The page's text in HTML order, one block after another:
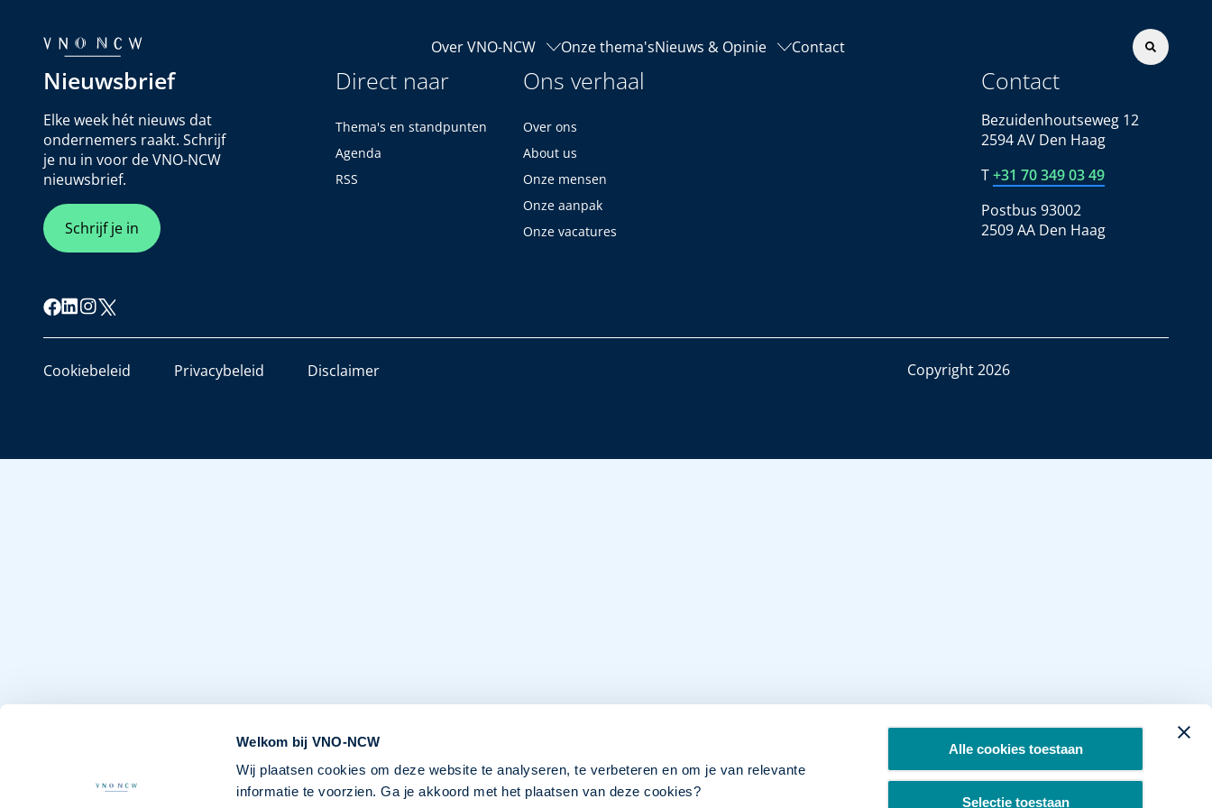
Welkom bij VNO-NCW
Wij plaatsen cookies om deze website te analyseren, te verbeteren en om je van relevante
informatie te voorzien. Ga je akkoord met het plaatsen van deze cookies?
Alle cookies toestaan
Selectie toestaan
Over VNO-NCW Onze thema'sNieuws & Opinie Contact
Nieuwsbrief
Elke week hét nieuws dat
ondernemers raakt. Schrijf
je nu in voor de VNO-NCW
nieuwsbrief.
Schrijf je in
Direct naar
Thema's en standpunten
Agenda
RSS
Ons verhaal
Over ons
About us
Onze mensen
Onze aanpak
Onze vacatures
Contact
Bezuidenhoutseweg 12
2594 AV Den Haag
T+31 70 349 03 49
Postbus 93002
2509 AA Den Haag
Cookiebeleid Privacybeleid Disclaimer Copyright 2026